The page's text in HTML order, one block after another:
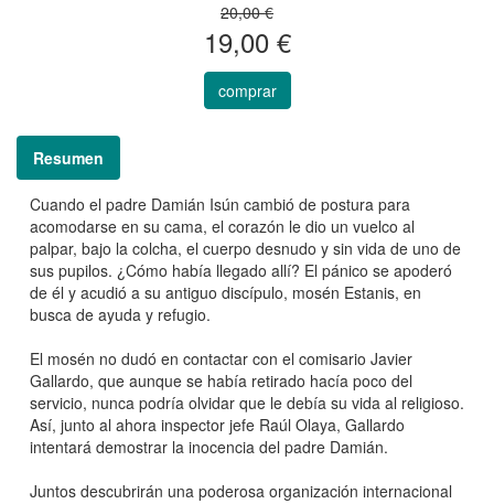
20,00 €
19,00 €
comprar
Resumen
Cuando el padre Damián Isún cambió de postura para
acomodarse en su cama, el corazón le dio un vuelco al
palpar, bajo la colcha, el cuerpo desnudo y sin vida de uno de
sus pupilos. ¿Cómo había llegado allí? El pánico se apoderó
de él y acudió a su antiguo discípulo, mosén Estanis, en
busca de ayuda y refugio.
El mosén no dudó en contactar con el comisario Javier
Gallardo, que aunque se había retirado hacía poco del
servicio, nunca podría olvidar que le debía su vida al religioso.
Así, junto al ahora inspector jefe Raúl Olaya, Gallardo
intentará demostrar la inocencia del padre Damián.
Juntos descubrirán una poderosa organización internacional